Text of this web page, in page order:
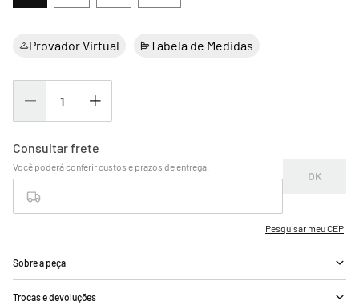
Provador Virtual Tabela de Medidas
Sobre a peça
Trocas e devoluções